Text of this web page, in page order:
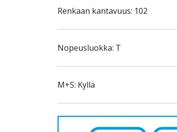
Renkaan kantavuus: 102
Nopeusluokka: T
M+S: Kyllä